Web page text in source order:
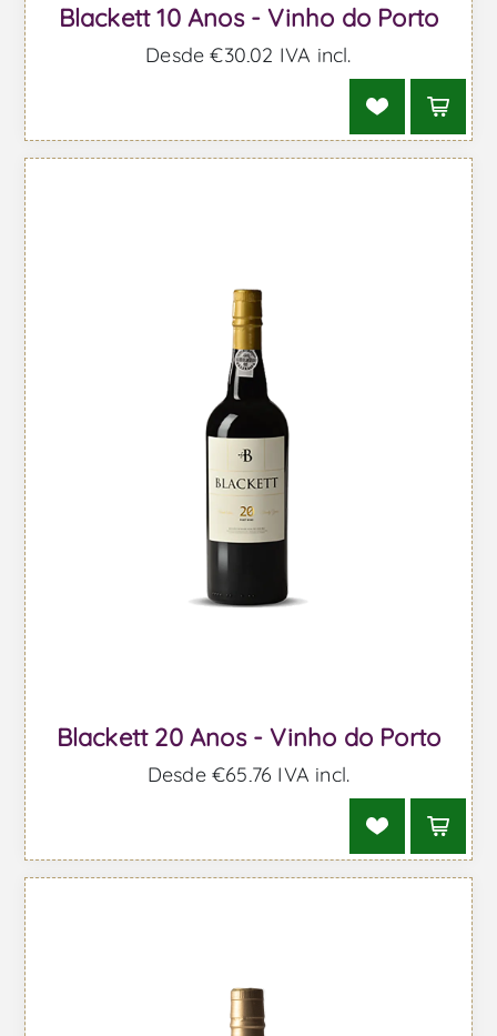
Blackett 10 Anos - Vinho do Porto
Desde €30,02 IVA incl.
Blackett 20 Anos - Vinho do Porto
Desde €65,76 IVA incl.